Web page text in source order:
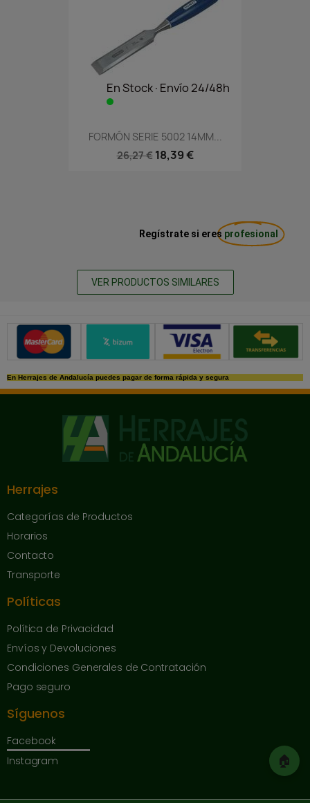
🏠
En Stock·Envío 24/48h
FORMÓN SERIE 5002 14MM...
26,27 € 18,39 €
Regístrate si eres profesional
VER PRODUCTOS SIMILARES
Métodos de pago seguros
En Herrajes de Andalucía puedes pagar de forma rápida y segura
Herrajes
Categorías de Productos
Horarios
Contacto
Transporte
Políticas
Política de Privacidad
Envíos y Devoluciones
Condiciones Generales de Contratación
Pago seguro
Síguenos
Facebook
Instagram